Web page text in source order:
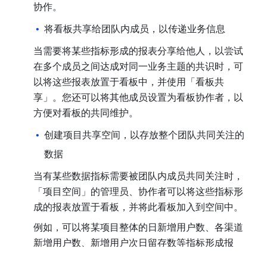
协作。
• 将看板共享给团队内成员，以传递业务信息
当需要将某些指标形成的报表分享给他人，以尝试
在多个成员之间达成对同一业务主题的共识时，可
以将这些报表放置于看板中，并使用「看板共
享」。您还可以将其他成员设置为看板协作者，以
方便对看板的共同维护。
• 创建项目共享空间，以存放整个团队共同关注的
数据
当有某些数据指标需要被团队内成员共同关注时，
「项目空间」的管理员、协作者可以将这些指标形
成的报表放置于看板，并将此看板加入到空间中。
例如，可以将某项目整体的日新增用户数、各渠道
新增用户数、新增用户次日留存数等指标形成报